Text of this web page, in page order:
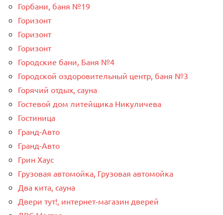
Горбани, баня №19
Горизонт
Горизонт
Горизонт
Городские бани, Баня №4
Городской оздоровительный центр, баня №3
Горячий отдых, сауна
Гостевой дом литейщика Никуличева
Гостиница
Гранд-Авто
Гранд-Авто
Грин Хаус
Грузовая автомойка, Грузовая автомойка
Два кита, сауна
Двери тут!, интернет-магазин дверей